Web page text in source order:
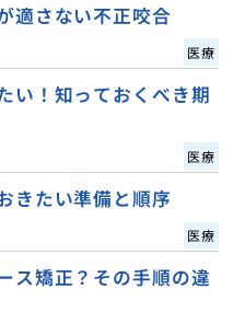
適さない不正咬合
医療
い！知っておくべき期
医療
きたい準備と順序
医療
ス矯正？その手順の違